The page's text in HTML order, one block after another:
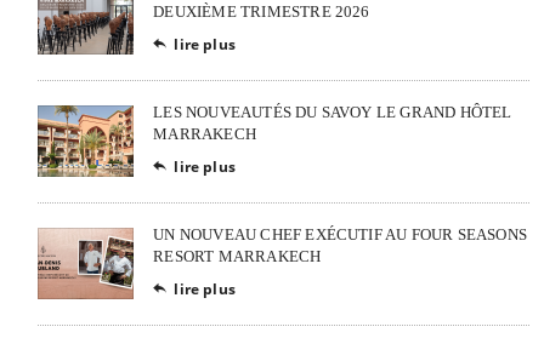
DEUXIÈME TRIMESTRE 2026
 lire plus
LES NOUVEAUTÉS DU SAVOY LE GRAND HÔTEL
MARRAKECH
 lire plus
UN NOUVEAU CHEF EXÉCUTIF AU FOUR SEASONS
RESORT MARRAKECH
 lire plus